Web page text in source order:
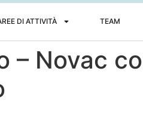
DI ATTIVITÀ TEAM
– Novac